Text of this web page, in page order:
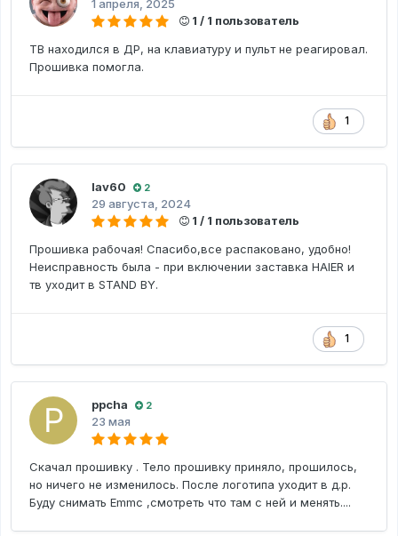
1 апреля, 2025
1 / 1 пользователь
ТВ находился в ДР, на клавиатуру и пульт не реагировал.
Прошивка помогла.
1
lav60 2
29 августа, 2024
1 / 1 пользователь
Прошивка рабочая! Спасибо,все распаковано, удобно!
Неисправность была - при включении заставка HAIER и
тв уходит в STAND BY.
1
ppcha 2
23 мая
Скачал прошивку . Тело прошивку приняло, прошилось,
но ничего не изменилось. После логотипа уходит в д.р.
Буду снимать Emmc ,смотреть что там с ней и менять....